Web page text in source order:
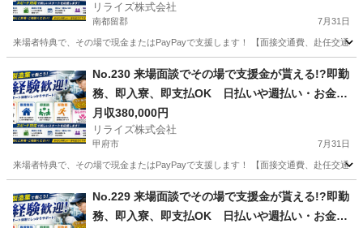
部品の製造・加工のお仕事♪
リライズ株式会社
南都留郡 7月31日
来場者特典で、その場で現金またはPayPayで支援します！ 【面接交通費、赴任交通
業務
No.230 来場面談でその場で支援金が貰える!?即勤
務、即入寮、即支払OK 日払いや週払い・お金住
む場所に困ってる方必見の案件です！簡単な電子
部品の製造・加工のお仕事♪
月収380,000円
リライズ株式会社
甲府市 7月31日
来場者特典で、その場で現金またはPayPayで支援します！ 【面接交通費、赴任交通
No.229 来場面談でその場で支援金が貰える!?即勤
務、即入寮、即支払OK 日払いや週払い・お金住